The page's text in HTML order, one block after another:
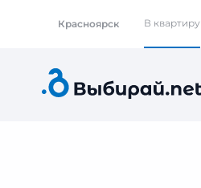
Красноярск В квартиру